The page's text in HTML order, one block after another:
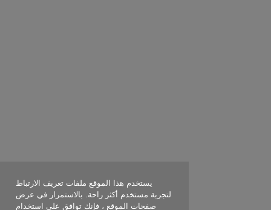
يستخدم هذا الموقع ملفات تعريف الارتباط
لتجربة مستخدم أكثر راحة. بالاستمرار في عرض
صفحات الموقع ، فإنك توافق على استخدام